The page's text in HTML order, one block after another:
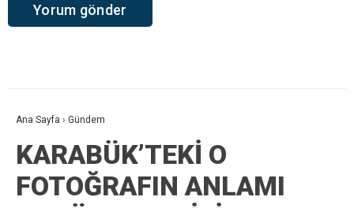
Ana Sayfa › Gündem
KARABÜK’TEKİ O
FOTOĞRAFIN ANLAMI